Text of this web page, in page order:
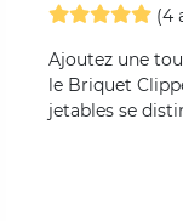
(4
Ajoutez une
le Briquet
jetables se